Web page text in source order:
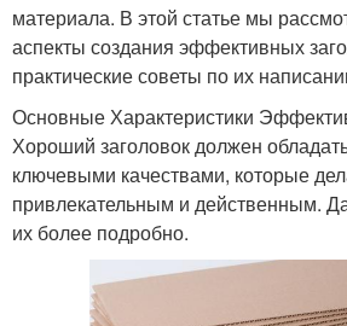
материала. В этой статье мы
аспекты создания эффективных
практические советы по их
Основные Характеристики
Хороший заголовок должен
ключевыми качествами, которые
привлекательным и действенным.
их более подробно.